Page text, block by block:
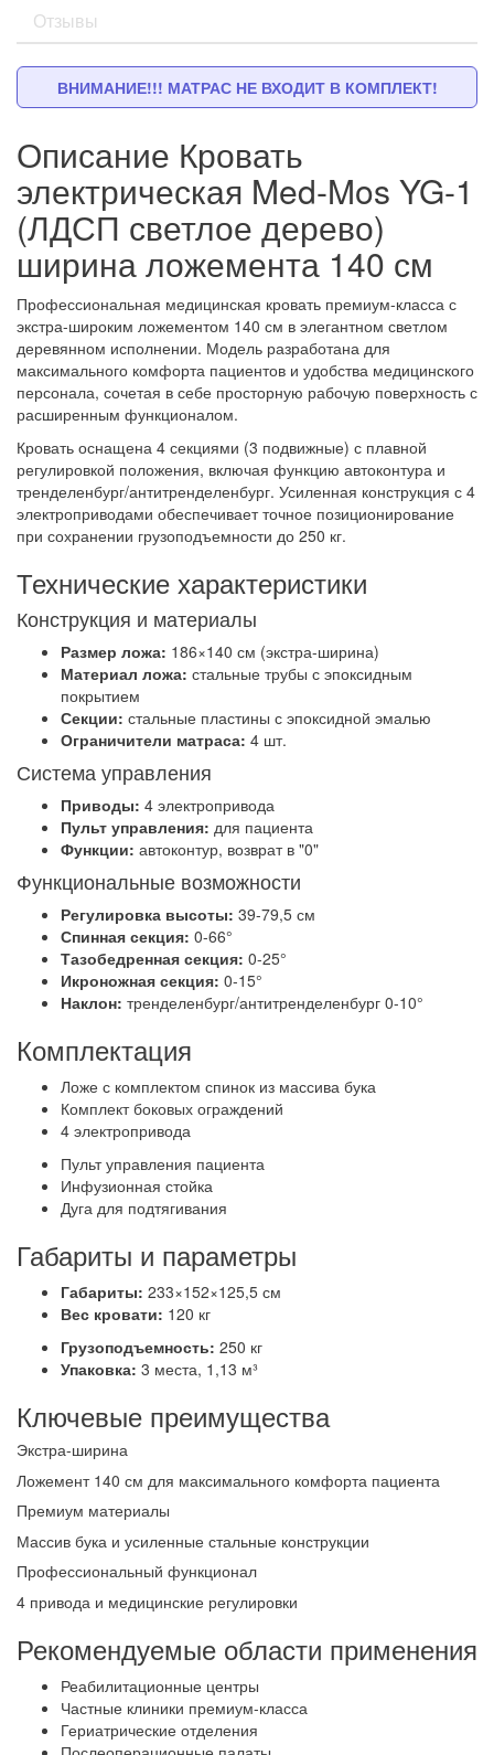
Отзывы
ВНИМАНИЕ!!! МАТРАС НЕ ВХОДИТ В КОМПЛЕКТ!
Описание Кровать
электрическая Med-Mos YG-1
(ЛДСП светлое дерево)
ширина ложемента 140 см
Профессиональная медицинская кровать премиум-класса с
экстра-широким ложементом 140 см в элегантном светлом
деревянном исполнении. Модель разработана для
максимального комфорта пациентов и удобства медицинского
персонала, сочетая в себе просторную рабочую поверхность с
расширенным функционалом.
Кровать оснащена 4 секциями (3 подвижные) с плавной
регулировкой положения, включая функцию автоконтура и
тренделенбург/антитренделенбург. Усиленная конструкция с 4
электроприводами обеспечивает точное позиционирование
при сохранении грузоподъемности до 250 кг.
Технические характеристики
Конструкция и материалы
Размер ложа: 186×140 см (экстра-ширина)
Материал ложа: стальные трубы с эпоксидным
покрытием
Секции: стальные пластины с эпоксидной эмалью
Ограничители матраса: 4 шт.
Система управления
Приводы: 4 электропривода
Пульт управления: для пациента
Функции: автоконтур, возврат в "0"
Функциональные возможности
Регулировка высоты: 39-79,5 см
Спинная секция: 0-66°
Тазобедренная секция: 0-25°
Икроножная секция: 0-15°
Наклон: тренделенбург/антитренделенбург 0-10°
Комплектация
Ложе с комплектом спинок из массива бука
Комплект боковых ограждений
4 электропривода
Пульт управления пациента
Инфузионная стойка
Дуга для подтягивания
Габариты и параметры
Габариты: 233×152×125,5 см
Вес кровати: 120 кг
Грузоподъемность: 250 кг
Упаковка: 3 места, 1,13 м³
Ключевые преимущества
Экстра-ширина
Ложемент 140 см для максимального комфорта пациента
Премиум материалы
Массив бука и усиленные стальные конструкции
Профессиональный функционал
4 привода и медицинские регулировки
Рекомендуемые области применения
Реабилитационные центры
Частные клиники премиум-класса
Гериатрические отделения